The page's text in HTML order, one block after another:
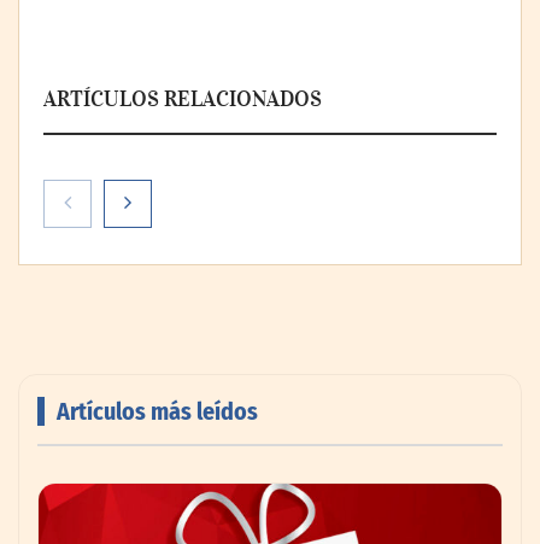
ARTÍCULOS RELACIONADOS
pisos deportivos para gimnasios en México
Artículos más leídos